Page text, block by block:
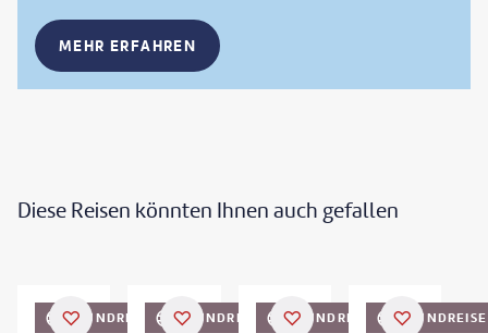
MEHR ERFAHREN
Diese Reisen könnten Ihnen auch gefallen
RUNDREISE
RUNDREISE
RUNDREISE
RUNDREISE